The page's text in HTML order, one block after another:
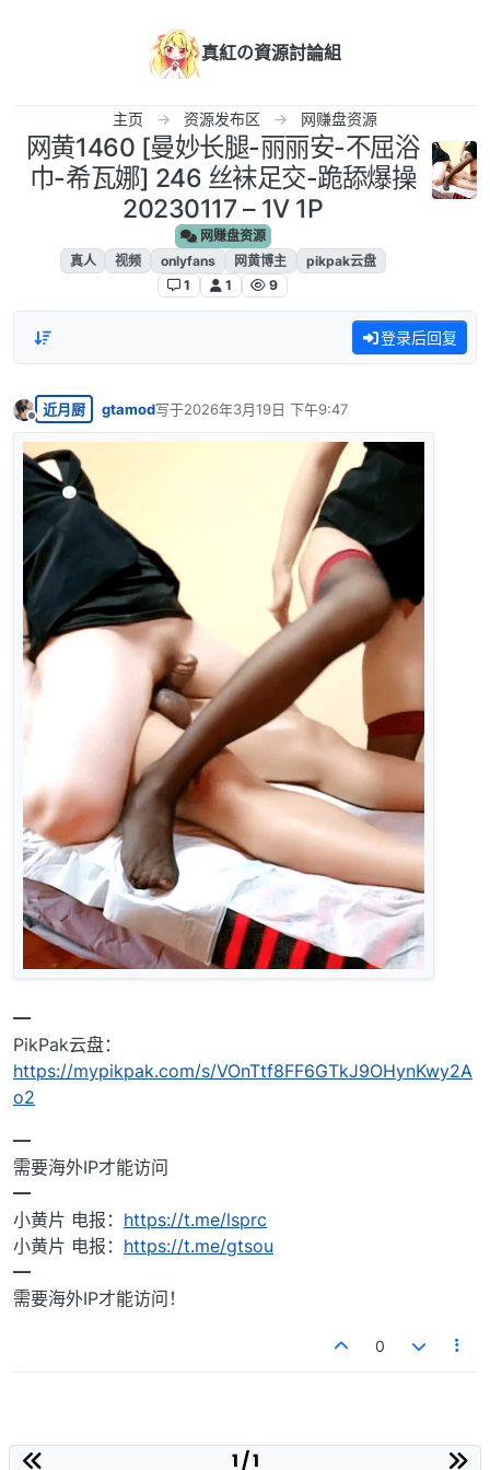
真紅の資源討論組
主页 资源发布区 网赚盘资源
网黄1460 [曼妙长腿-丽丽安-不屈浴
巾-希瓦娜] 246 丝袜足交-跪舔爆操
20230117 – 1V 1P
网赚盘资源
真人
视频 onlyfans 网黄博主
pikpak云盘
1
1 9
登录后回复
离线
近月厨 gtamod写于2026年3月19日 下午9:47
最后由 编辑
━
PikPak云盘：
https://mypikpak.com/s/VOnTtf8FF6GTkJ9OHynKwy2A
o2
━
需要海外IP才能访问
━
小黄片 电报： https://t.me/lsprc
小黄片 电报： https://t.me/gtsou
━
需要海外IP才能访问！
0
1 / 1